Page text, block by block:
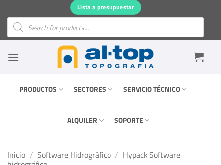
contenido
Lista a presupuestar
Búsqueda
productos
PRODUCTOS SECTORES SERVICIO TÉCNICO
ALQUILER SOPORTE
Inicio / Software Hidrográfico / Hypack Software